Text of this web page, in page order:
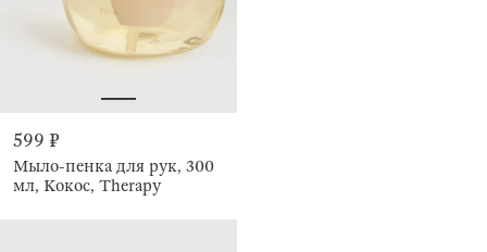
599 ₽
Мыло-пенка для рук, 300
мл, Кокос, Therapy